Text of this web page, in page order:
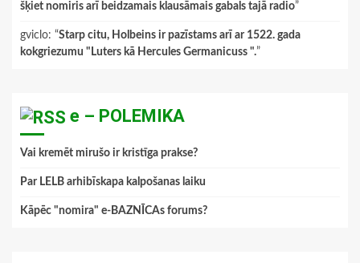
šķiet nomiris arī beidzamais klausāmais gabals tajā radio”
gviclo: “Starp citu, Holbeins ir pazīstams arī ar 1522. gada
kokgriezumu "Luters kā Hercules Germanicuss ".”
e – POLEMIKA
Vai kremēt mirušo ir kristīga prakse?
Par LELB arhibīskapa kalpošanas laiku
Kāpēc "nomira" e-BAZNĪCAs forums?